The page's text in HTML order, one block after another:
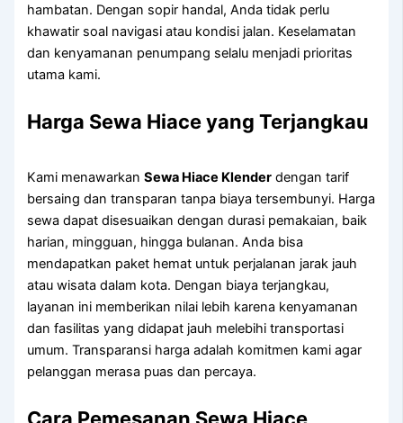
hambatan. Dengan sopir handal, Anda tidak perlu
khawatir soal navigasi atau kondisi jalan. Keselamatan
dan kenyamanan penumpang selalu menjadi prioritas
utama kami.
Harga Sewa Hiace yang Terjangkau
Kami menawarkanSewa Hiace Klender dengan tarif
bersaing dan transparan tanpa biaya tersembunyi. Harga
sewa dapat disesuaikan dengan durasi pemakaian, baik
harian, mingguan, hingga bulanan. Anda bisa
mendapatkan paket hemat untuk perjalanan jarak jauh
atau wisata dalam kota. Dengan biaya terjangkau,
layanan ini memberikan nilai lebih karena kenyamanan
dan fasilitas yang didapat jauh melebihi transportasi
umum. Transparansi harga adalah komitmen kami agar
pelanggan merasa puas dan percaya.